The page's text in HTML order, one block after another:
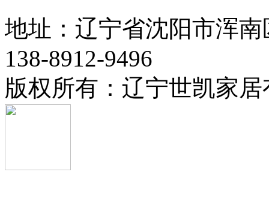
地址：辽宁省沈阳市浑
138-8912-9496
版权所有：辽宁世凯家